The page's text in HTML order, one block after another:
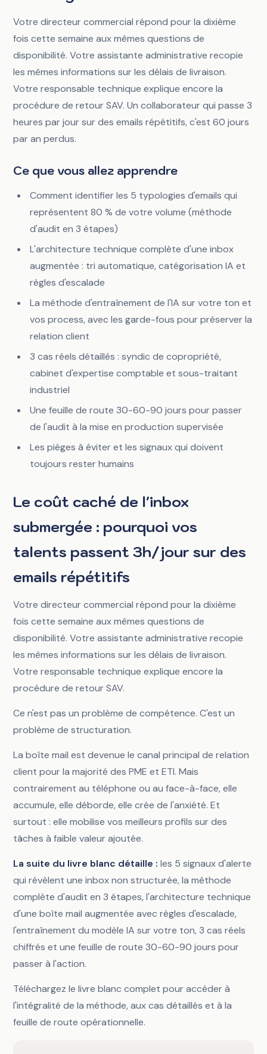
Votre directeur commercial répond pour la dixième
fois cette semaine aux mêmes questions de
disponibilité. Votre assistante administrative recopie
les mêmes informations sur les délais de livraison.
Votre responsable technique explique encore la
procédure de retour SAV. Un collaborateur qui passe 3
heures par jour sur des emails répétitifs, c'est 60 jours
par an perdus.
Ce que vous allez apprendre
Comment identifier les 5 typologies d'emails qui
représentent 80 % de votre volume (méthode
d'audit en 3 étapes)
L'architecture technique complète d'une inbox
augmentée : tri automatique, catégorisation IA et
règles d'escalade
La méthode d'entraînement de l'IA sur votre ton et
vos process, avec les garde-fous pour préserver la
relation client
3 cas réels détaillés : syndic de copropriété,
cabinet d'expertise comptable et sous-traitant
industriel
Une feuille de route 30-60-90 jours pour passer
de l'audit à la mise en production supervisée
Les pièges à éviter et les signaux qui doivent
toujours rester humains
Le coût caché de l'inbox
submergée : pourquoi vos
talents passent 3h/jour sur des
emails répétitifs
Votre directeur commercial répond pour la dixième
fois cette semaine aux mêmes questions de
disponibilité. Votre assistante administrative recopie
les mêmes informations sur les délais de livraison.
Votre responsable technique explique encore la
procédure de retour SAV.
Ce n'est pas un problème de compétence. C'est un
problème de structuration.
La boîte mail est devenue le canal principal de relation
client pour la majorité des PME et ETI. Mais
contrairement au téléphone ou au face-à-face, elle
accumule, elle déborde, elle crée de l'anxiété. Et
surtout : elle mobilise vos meilleurs profils sur des
tâches à faible valeur ajoutée.
La suite du livre blanc détaille : les 5 signaux d'alerte
qui révèlent une inbox non structurée, la méthode
complète d'audit en 3 étapes, l'architecture technique
d'une boîte mail augmentée avec règles d'escalade,
l'entraînement du modèle IA sur votre ton, 3 cas réels
chiffrés et une feuille de route 30-60-90 jours pour
passer à l'action.
Téléchargez le livre blanc complet pour accéder à
l'intégralité de la méthode, aux cas détaillés et à la
feuille de route opérationnelle.